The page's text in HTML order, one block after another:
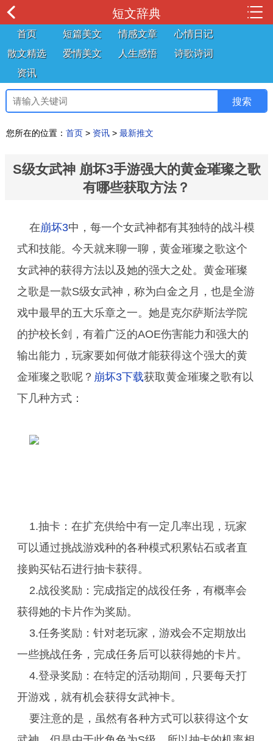
短文辞典
首页 短篇美文 情感文章
心情日记
散文精选
爱情美文 人生感悟
诗歌诗词
资讯
您所在的位置： 首页 > 资讯 > 最新推文
S级女武神 崩坏3手游强大的黄金璀璨之歌
有哪些获取方法？
在崩坏3中，每一个女武神都有其独特的战斗模
式和技能。今天就来聊一聊，黄金璀璨之歌这个
女武神的获得方法以及她的强大之处。黄金璀璨
之歌是一款S级女武神，称为白金之月，也是全游
戏中最早的五大乐章之一。她是克尔萨斯法学院
的护校长剑，有着广泛的AOE伤害能力和强大的
输出能力，玩家要如何做才能获得这个强大的黄
金璀璨之歌呢？ 崩坏3下载获取黄金璀璨之歌有以
下几种方式：
1.抽卡：在扩充供给中有一定几率出现，玩家
可以通过挑战游戏种的各种模式积累钻石或者直
接购买钻石进行抽卡获得。
2.战役奖励：完成指定的战役任务，有概率会
获得她的卡片作为奖励。
3.任务奖励：针对老玩家，游戏会不定期放出
一些挑战任务，完成任务后可以获得她的卡片。
4.登录奖励：在特定的活动期间，只要每天打
开游戏，就有机会获得女武神卡。
要注意的是，虽然有各种方式可以获得这个女